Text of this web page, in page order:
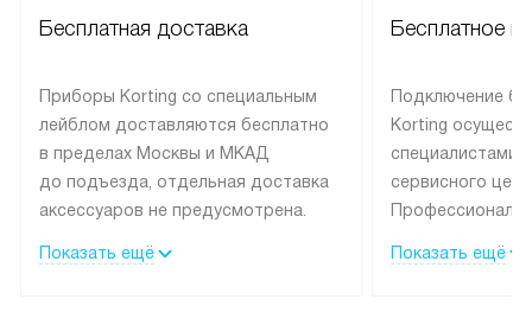
Бесплатная доставка
Приборы Korting со специальным
лейблом доставляются бесплатно
в пределах Москвы и МКАД
до подъезда, отдельная доставка
аксессуаров не предусмотрена.
дополнительно. При заказе
Показать ещё
Бесплатное
Подключение
Korting
специалистами
сервисного
эксплуатации
Показать ещё